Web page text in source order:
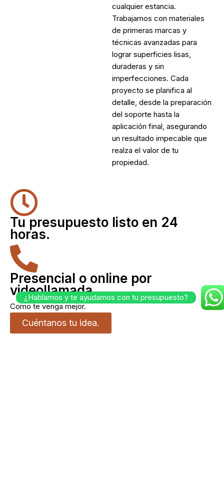
cualquier estancia.
Trabajamos con materiales
de primeras marcas y
técnicas avanzadas para
lograr superficies lisas,
duraderas y sin
imperfecciones. Cada
proyecto se planifica al
detalle, desde la preparación
del soporte hasta la
aplicación final, asegurando
un resultado impecable que
realza el valor de tu
propiedad.
Tu presupuesto listo en 24
horas.
Presencial o online por
videollamada
Como te venga mejor.
Cuéntanos tu idea.
¿Hablamos y te ayudamos con tu presupuesto?